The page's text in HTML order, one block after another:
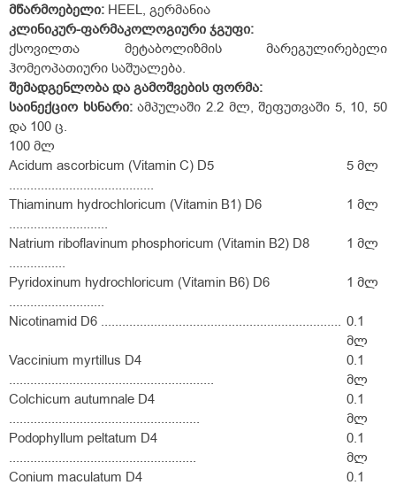
მწარმოებელი: HEEL, გერმანია
კლინიკურ-ფარმაკოლოგიური ჯგუფი:
ქსოვილთა მეტაბოლიზმის მარეგულირებელი
ჰომეოპათიური საშუალება.
შემადგენლობა და გამოშვების ფორმა:
საინექციო ხსნარი:ამპულაში 2.2 მლ, შეფუთვაში 5, 10, 50
და 100 ც.
100 მლ
Acidum ascorbicum (Vitamin С) D5
.........................................
5 მლ
Thiaminum hydrochloricum (Vitamin В1) D6
............................
1 მლ
Natrium riboflavinum phosphoricum (Vitamin В2) D8
................
1 მლ
Pyridoxinum hydrochloricum (Vitamin В6) D6
...........................
1 მლ
Nicotinamid D6 .................................................................... 0.1
მლ
Vaccinium myrtillus D4
..........................................................
0.1
მლ
Colchicum autumnale D4
......................................................
0.1
მლ
Podophyllum peltatum D4
.....................................................
0.1
მლ
Conium maculatum D4
0.1